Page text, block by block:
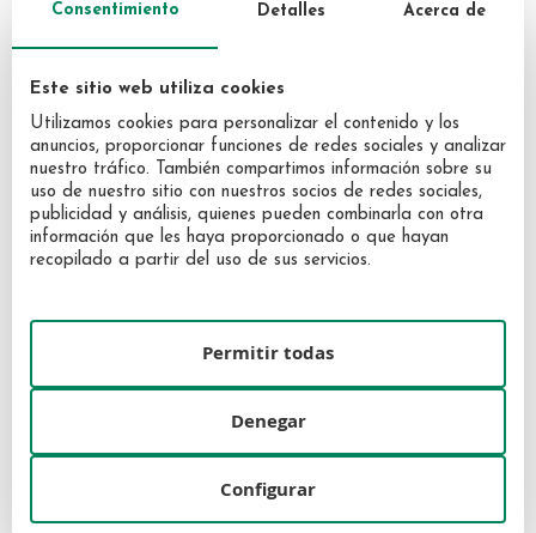
PRODUCTOS QUE
Recette Merveilleuse Expertise
81,89 €
Pure Luxe Lip Balm 10ml
106,30 €
Consentimiento Detalles Acerca de
Este sitio web utiliza cookies
Utilizamos cookies para personalizar el contenido y los
anuncios, proporcionar funciones de redes sociales y analizar
nuestro tráfico. También compartimos información sobre su
uso de nuestro sitio con nuestros socios de redes sociales,
publicidad y análisis, quienes pueden combinarla con otra
información que les haya proporcionado o que hayan
recopilado a partir del uso de sus servicios.
Configurar
Denegar
Permitir todas